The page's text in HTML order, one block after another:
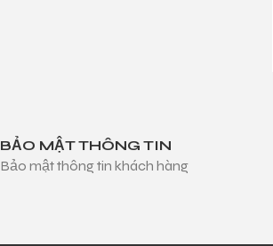
BẢO MẬT THÔNG TIN
Bảo mật thông tin khách hàng